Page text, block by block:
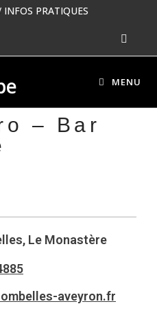
INFOS PRATIQUES
MENU
– Bar
Le Monastère
aveyron.fr